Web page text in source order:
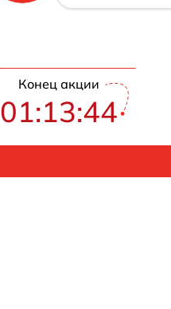
Конец акции
01:13:43